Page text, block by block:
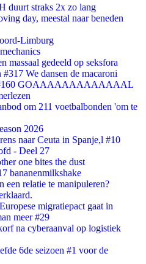
duurt straks 2x zo lang
day, meestal naar beneden
Limburg
massaal gedeeld op seksfora
We dansen de macaroni
GOAAAAAAAAAAAAAL
om 211 voetbalbonden 'om te
2026
naar Ceuta in Spanje,l #10
- Deel 27
one bites the dust
bananenmilkshake
een relatie te manipuleren?
migratiepact gaat in
meer #29
na cyberaanval op logistiek
6de seizoen #1 voor de